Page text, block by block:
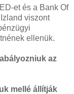
et és a Bank Of
viszont
ellenük.
az
mellé állítják